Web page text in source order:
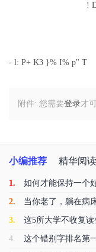
!
- l: P+ K3 }% I% p" T
附件: 您需要登录才
小编推荐 精华阅读
1. 如何才能保持一个
2. 当你老了，躺在病
3. 这5所大学不收复读
4. 这个错别字排名第